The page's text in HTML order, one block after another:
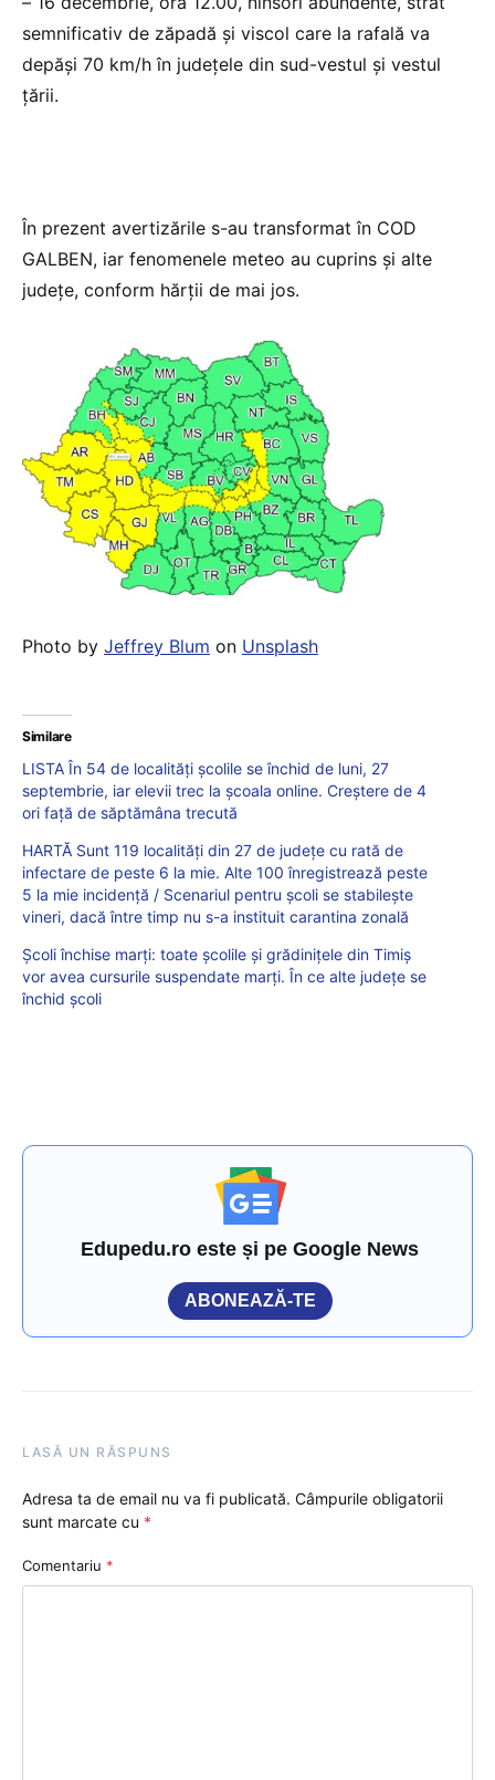
semnificativ de zăpadă şi viscol care la rafală va
depăşi 70 km/h în județele din sud-vestul și vestul
țării.
În prezent avertizările s-au transformat în COD
GALBEN, iar fenomenele meteo au cuprins și alte
județe, conform hărții de mai jos.
Photo by Jeffrey Blum on Unsplash
Similare
LISTA În 54 de localități școlile se închid de luni, 27
septembrie, iar elevii trec la școala online. Creștere de 4
ori față de săptămâna trecută
HARTĂ Sunt 119 localități din 27 de județe cu rată de
infectare de peste 6 la mie. Alte 100 înregistrează peste
5 la mie incidență / Scenariul pentru școli se stabilește
vineri, dacă între timp nu s-a instituit carantina zonală
Școli închise marți: toate școlile și grădinițele din Timiș
vor avea cursurile suspendate marți. În ce alte județe se
închid școli
Edupedu.ro este și pe Google News
ABONEAZĂ-TE
LASĂ UN RĂSPUNS
Adresa ta de email nu va fi publicată. Câmpurile obligatorii
sunt marcate cu *
Comentariu *